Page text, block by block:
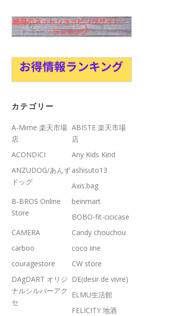
カテゴリー
A-Mime 楽天市場
店
ABISTE 楽天市場
店
ACONDICI
Any Kids Kind
ANZUDOG/あんず
ドッグ
ashisuto13
Axis.bag
B-BROS Online
Store
beinmart
BOBO-fit-cicicase
CAMERA
Candy chouchou
carboo
coco iine
couragestore
CW store
DAgDART オリジ
ナルシルバーアク
セ
DE(desir de vivre)
ELMU生活館
FELICITY 地酒